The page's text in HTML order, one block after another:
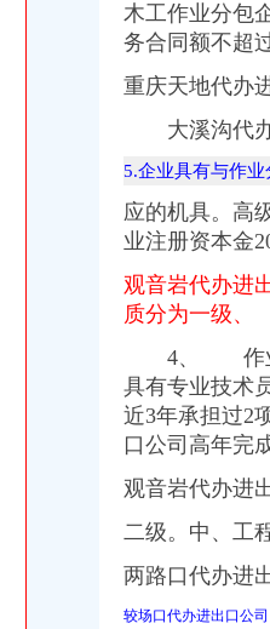
木工作业分包
务合同额不超
重庆天地代
大溪沟代办
5.企业具有与作
应的机具。高
业注册资本
观音岩代办进
质分为一级、
4、 作业分
具有专业技术
近3年承担过
口公司 高年完
观音岩代办进
二级。中、工
两路口代办进
较场口代办进出口